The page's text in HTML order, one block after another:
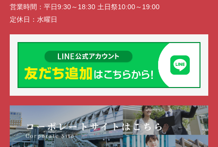
営業時間： 平日9:30～18:30 土日祭10:00～19:00
定休日： 水曜日